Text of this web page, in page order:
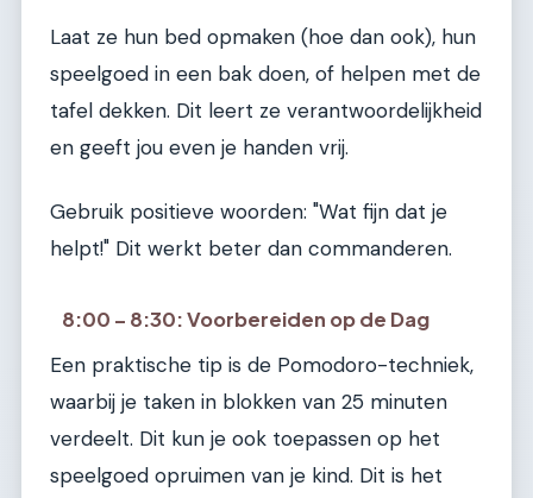
Laat ze hun bed opmaken (hoe dan ook), hun
speelgoed in een bak doen, of helpen met de
tafel dekken. Dit leert ze verantwoordelijkheid
en geeft jou even je handen vrij.
Gebruik positieve woorden: "Wat fijn dat je
helpt!" Dit werkt beter dan commanderen.
8:00 – 8:30: Voorbereiden op de Dag
Een praktische tip is de Pomodoro-techniek,
waarbij je taken in blokken van 25 minuten
verdeelt. Dit kun je ook toepassen op het
speelgoed opruimen van je kind. Dit is het